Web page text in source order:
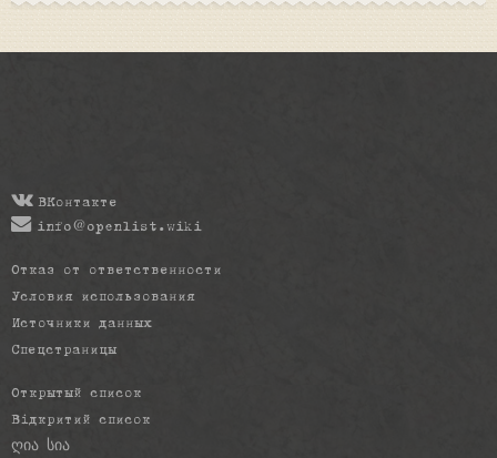
ВКонтакте
info@openlist.wiki
Отказ от ответственности
Условия использования
Источники данных
Спецстраницы
Открытый список
Відкритий список
ღია სია